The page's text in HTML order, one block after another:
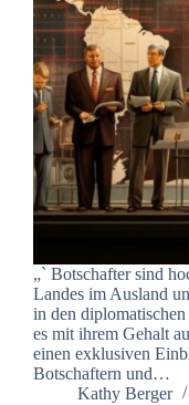
„` Botschafter sind
Landes im Ausland
in den
es mit ihrem Gehalt
einen exklusiven
Botschaftern und…
Kathy Berger